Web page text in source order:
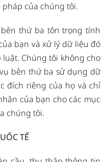
pháp của chúng tôi.
thứ ba tôn trọng tính
bạn và xử lý dữ liệu đó
Chúng tôi không cho
bên thứ ba sử dụng dữ
đích riêng của họ và chỉ
của bạn cho các mục
chúng tôi.
TẾ